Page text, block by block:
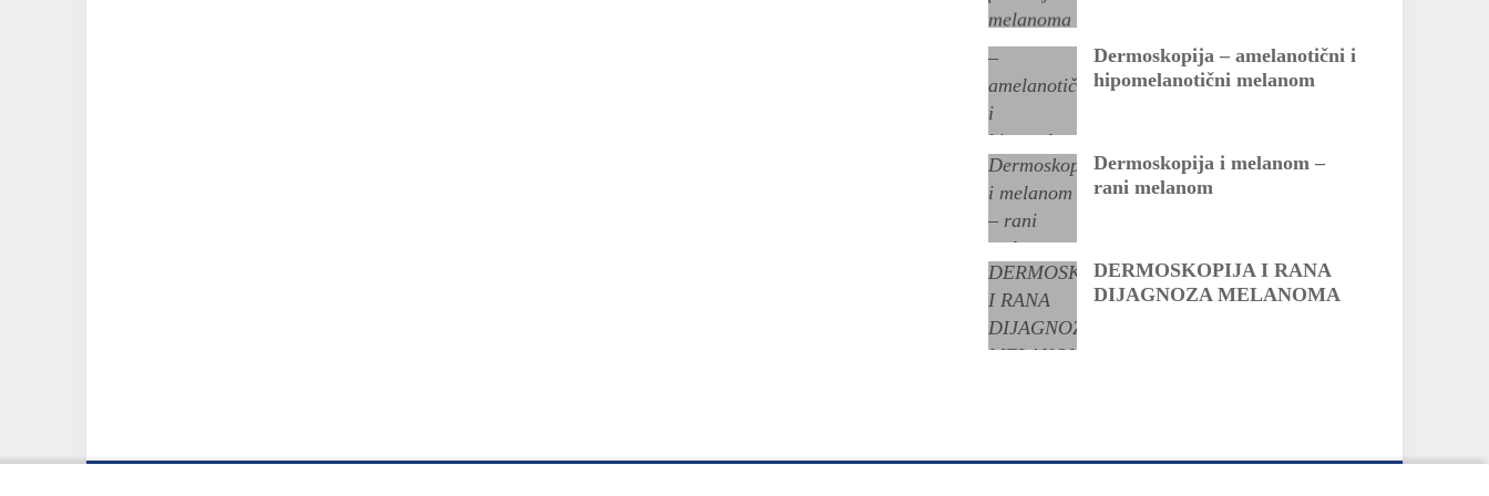
Dermoskopija – amelanotični i
hipomelanotični melanom
Dermoskopija i melanom –
rani melanom
DERMOSKOPIJA I RANA
DIJAGNOZA MELANOMA